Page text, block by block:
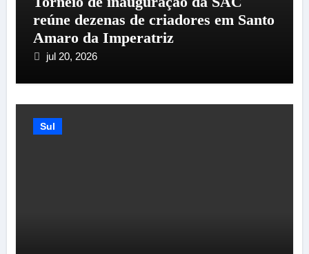
reúne dezenas de criadores em Santo
Amaro da Imperatriz
jul 20, 2026
Sul